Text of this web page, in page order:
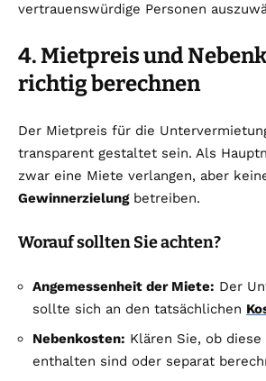
vertrauenswürdige Personen
4. Mietpreis und
richtig berechnen
Der Mietpreis für die
transparent gestaltet sein. Als
zwar eine Miete verlangen, aber
Gewinnerzielungbetreiben.
Worauf sollten Sie achten?
Angemessenheit der Miete: Der
sollte sich an den tatsächlichen
Nebenkosten: Klären Sie, ob
enthalten sind oder separat